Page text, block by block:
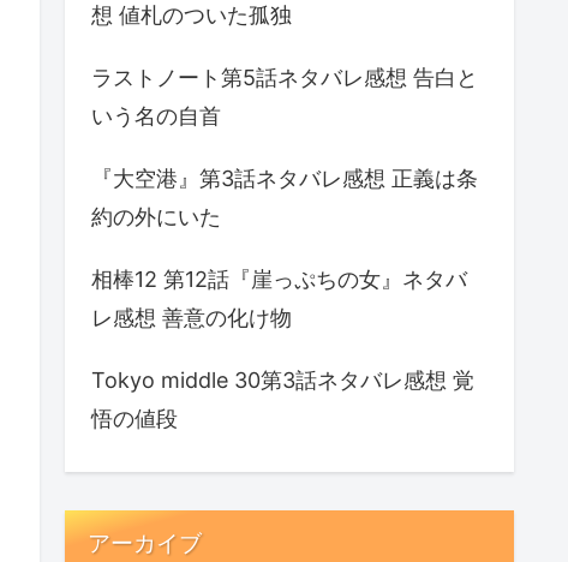
想 値札のついた孤独
ラストノート第5話ネタバレ感想 告白と
いう名の自首
『大空港』第3話ネタバレ感想 正義は条
約の外にいた
相棒12 第12話『崖っぷちの女』ネタバ
レ感想 善意の化け物
Tokyo middle 30第3話ネタバレ感想 覚
悟の値段
アーカイブ